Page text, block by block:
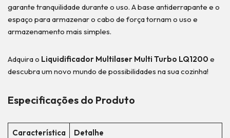
garante tranquilidade durante o uso. A base antiderrapante e o
espaço para armazenar o cabo de força tornam o uso e
armazenamento mais simples.
Adquira o Liquidificador Multilaser Multi Turbo LQ1200 e
descubra um novo mundo de possibilidades na sua cozinha!
Especificações do Produto
Característica Detalhe